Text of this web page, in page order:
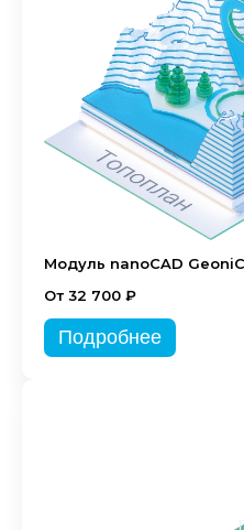
Модуль nanoCAD
От 32 700 ₽
Подробнее